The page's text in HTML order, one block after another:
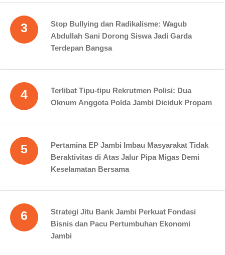
3
Stop Bullying dan Radikalisme: Wagub
Abdullah Sani Dorong Siswa Jadi Garda
Terdepan Bangsa
4
Terlibat Tipu-tipu Rekrutmen Polisi: Dua
Oknum Anggota Polda Jambi Diciduk Propam
5
Pertamina EP Jambi Imbau Masyarakat Tidak
Beraktivitas di Atas Jalur Pipa Migas Demi
Keselamatan Bersama
6
Strategi Jitu Bank Jambi Perkuat Fondasi
Bisnis dan Pacu Pertumbuhan Ekonomi
Jambi